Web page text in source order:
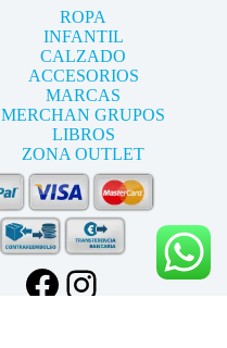
ROPA
INFANTIL
CALZADO
ACCESORIOS
MARCAS
MERCHAN GRUPOS
LIBROS
ZONA OUTLET
Facebook
Instagram